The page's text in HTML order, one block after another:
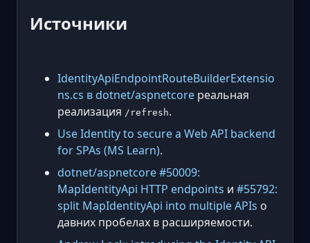
Источники
IdentityApiEndpointRouteBuilderExtensio
ns.cs в dotnet/aspnetcore реальная
реализация /refresh.
Use Identity to secure a Web API backend
for SPAs (MS Learn).
dotnet/aspnetcore #50009:
MapIdentityApi HTTP endpoints и #55792:
split MapIdentityApi into multiple APIs о
давних пробелах в расширяемости.